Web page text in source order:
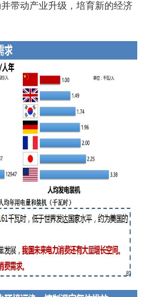
带动产业升级，培育新的经济